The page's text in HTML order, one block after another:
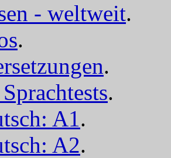
- weltweit.
.
.
.
A1.
A2.